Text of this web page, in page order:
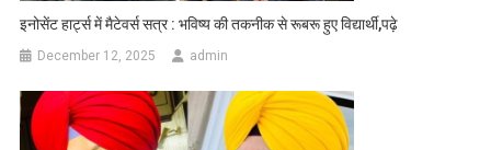
इनोसेंट हार्ट्स में मैटेवर्स सत्र : भविष्य की तकनीक से रूबरू हुए विद्यार्थी,पढ़े
December 12, 2025 admin